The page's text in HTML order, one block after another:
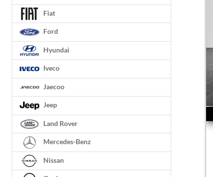
Fiat
Ford
Hyundai
Iveco
Jaecoo
Jeep
Land Rover
Mercedes-Benz
Nissan